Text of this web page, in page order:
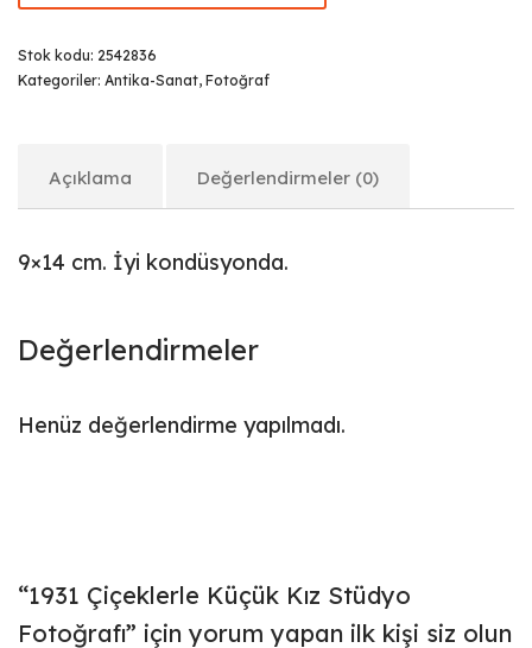
Stok kodu: 2542836
Kategoriler: Antika-Sanat, Fotoğraf
Açıklama Değerlendirmeler (0)
9×14 cm. İyi kondüsyonda.
Değerlendirmeler
Henüz değerlendirme yapılmadı.
“1931 Çiçeklerle Küçük Kız Stüdyo
Fotoğrafı” için yorum yapan ilk kişi siz olun